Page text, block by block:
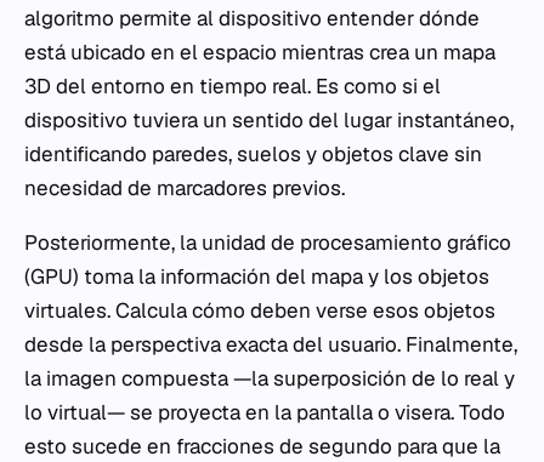
algoritmo permite al dispositivo entender dónde
está ubicado en el espacio mientras crea un mapa
3D del entorno en tiempo real. Es como si el
dispositivo tuviera un sentido del lugar instantáneo,
identificando paredes, suelos y objetos clave sin
necesidad de marcadores previos.
Posteriormente, la unidad de procesamiento gráfico
(GPU) toma la información del mapa y los objetos
virtuales. Calcula cómo deben verse esos objetos
desde la perspectiva exacta del usuario. Finalmente,
la imagen compuesta —la superposición de lo real y
lo virtual— se proyecta en la pantalla o visera. Todo
esto sucede en fracciones de segundo para que la